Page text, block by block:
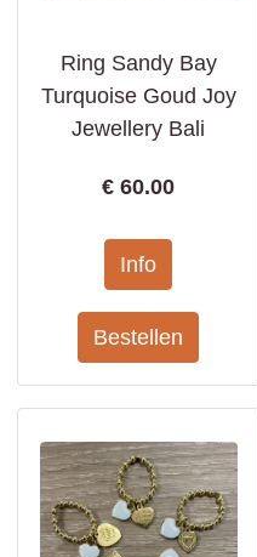
Ring Sandy Bay
Turquoise Goud Joy
Jewellery Bali
€60.00